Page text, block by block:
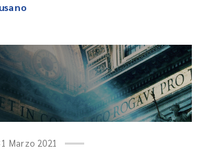
Marzo 2021